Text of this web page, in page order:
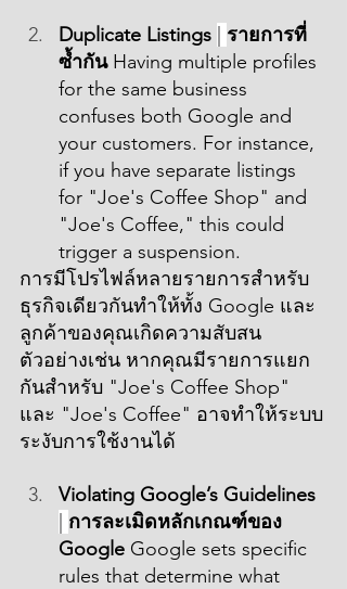
Duplicate Listings
รายการที่
ซ้ำกัน Having multiple profiles
for the same business
confuses both Google and
your customers. For instance,
if you have separate listings
for "Joe's Coffee Shop" and
"Joe's Coffee," this could
trigger a suspension.
การมีโปรไฟล์หลายรายการสำหรับ
ธุรกิจเดียวกันทำให้ทั้ง Google และ
ลูกค้าของคุณเกิดความสับสน
ตัวอย่างเช่น หากคุณมีรายการแยก
กันสำหรับ "Joe's Coffee Shop"
และ "Joe's Coffee" อาจทำให้ระบบ
ระงับการใช้งานได้
Violating Google’s Guidelines
การละเมิดหลักเกณฑ์ของ
Google Google sets specific
rules that determine what